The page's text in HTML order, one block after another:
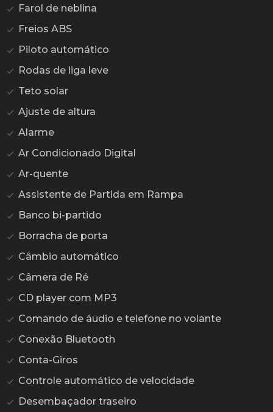
Farol de neblina
Freios ABS
Piloto automático
Rodas de liga leve
Teto solar
Ajuste de altura
Alarme
Ar Condicionado Digital
Ar-quente
Assistente de Partida em Rampa
Banco bi-partido
Borracha de porta
Câmbio automático
Câmera de Ré
CD player com MP3
Comando de áudio e telefone no volante
Conexão Bluetooth
Conta-Giros
Controle automático de velocidade
Desembaçador traseiro